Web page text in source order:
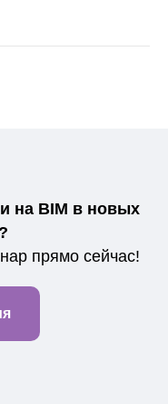
на BIM в новых
прямо сейчас!